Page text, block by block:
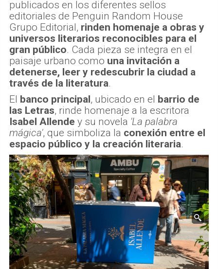
publicados en los diferentes sellos
editoriales de Penguin Random House
Grupo Editorial, rinden homenaje a obras y
universos literarios reconocibles para el
gran público. Cada pieza se integra en el
paisaje urbano como una invitación a
detenerse, leer y redescubrir la ciudad a
través de la literatura.
El banco principal, ubicado en el barrio de
las Letras, rinde homenaje a la escritora
Isabel Allende y su novela 'La palabra
mágica', que simboliza la conexión entre el
espacio público y la creación literaria.